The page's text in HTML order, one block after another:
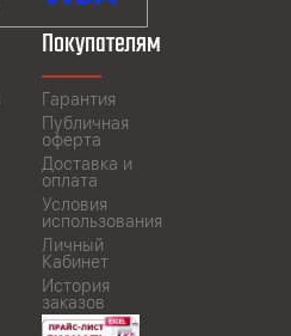
Покупателям
Гарантия
Публичная
оферта
Доставка и
оплата
Условия
использования
Личный
Кабинет
История
заказов